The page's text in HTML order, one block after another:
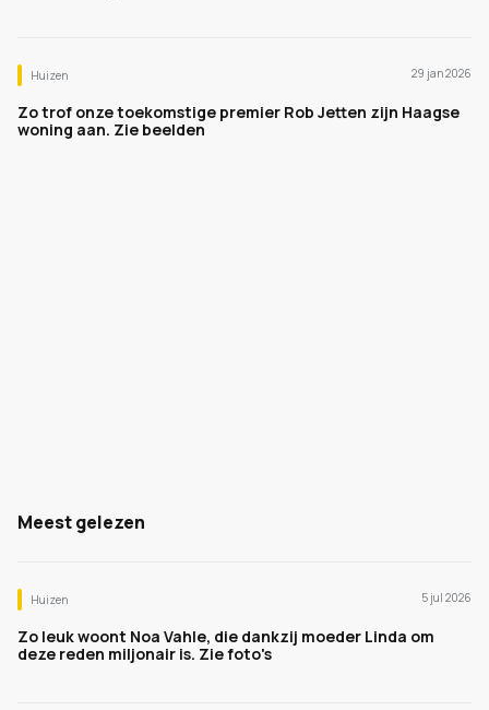
Huizen 29 jan 2026
Zo trof onze toekomstige premier Rob Jetten zijn Haagse
woning aan. Zie beelden
Meest gelezen
Huizen 5 jul 2026
Zo leuk woont Noa Vahle, die dankzij moeder Linda om
deze reden miljonair is. Zie foto's